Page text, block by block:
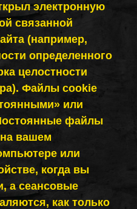
электронную
связанной
(например,
определенного
целостности
Файлы cookie
или
файлы
вашем
или
когда вы
а сеансовые
как только